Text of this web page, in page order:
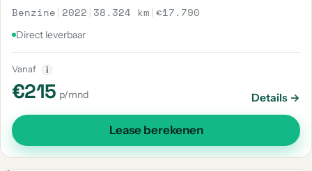
Benzine | 2022 | 38.324 km |€17.790
Direct leverbaar
Vanaf i
€215 p/mnd Details →
Lease berekenen